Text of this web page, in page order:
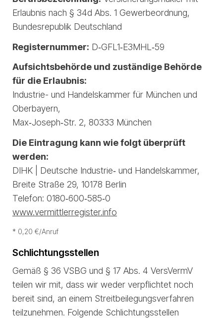
Erlaubnis nach § 34d Abs. 1 Gewerbeordnung,
Bundesrepublik Deutschland
Registernummer: D‑GFL1‑E3MHL‑59
Aufsichtsbehörde und zuständige Behörde
für die Erlaubnis:
Industrie- und Handelskammer für München und
Oberbayern,
Max‑Joseph‑Str. 2, 80333 München
Die Eintragung kann wie folgt überprüft
werden:
DIHK | Deutsche Industrie‑ und Handelskammer,
Breite Straße 29, 10178 Berlin
Telefon: 0180‑600‑585‑0
www.vermittlerregister.info
* 0,20 €/Anruf
Schlichtungsstellen
Gemäß § 36 VSBG und § 17 Abs. 4 VersVermV
teilen wir mit, dass wir weder verpflichtet noch
bereit sind, an einem Streitbeilegungsverfahren
teilzunehmen. Folgende Schlichtungsstellen